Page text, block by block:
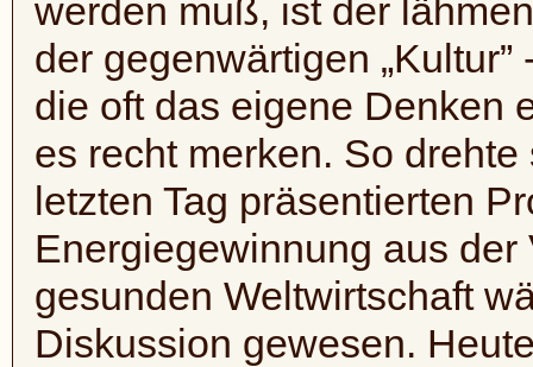
werden muß, ist der
der gegenwärtigen
die oft das eigene Denken
es recht merken. So
letzten Tag präsentierten
Energiegewinnung aus
gesunden Weltwirtschaft
Diskussion gewesen.